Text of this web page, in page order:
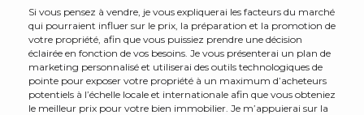
Si vous pensez à vendre, je vous expliquerai les facteurs du marché
qui pourraient influer sur le prix, la préparation et la promotion de
votre propriété, afin que vous puissiez prendre une décision
éclairée en fonction de vos besoins. Je vous présenterai un plan de
marketing personnalisé et utiliserai des outils technologiques de
pointe pour exposer votre propriété à un maximum d’acheteurs
potentiels à l’échelle locale et internationale afin que vous obteniez
le meilleur prix pour votre bien immobilier. Je m’appuierai sur la